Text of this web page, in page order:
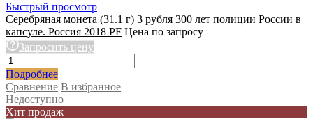
Быстрый просмотр
Серебряная монета (31.1 г) 3 рубля 300 лет полиции России в
капсуле. Россия 2018 PF Цена по запросу
Запросить цену
Подробнее
Сравнение В избранное
Недоступно
Хит продаж